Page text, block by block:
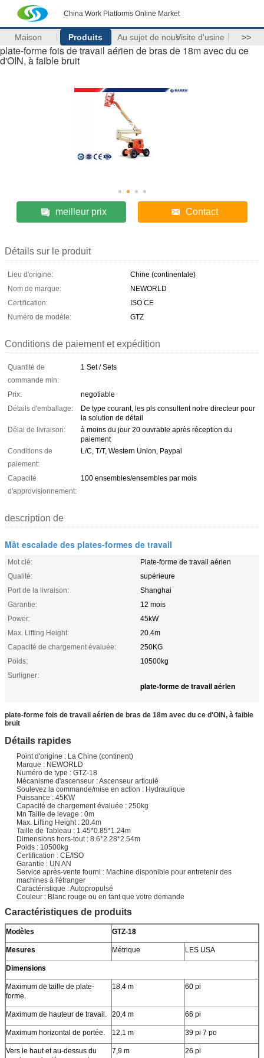
China Work Platforms Online Market
Maison Produits Au sujet de nousVisite d'usine >>
plate-forme fois de travail aérien de bras de 18m avec du ce
d'OIN, à faible bruit
meilleur prix Contact
Détails sur le produit
Lieu d'origine:
Chine (continentale)
Nom de marque:
NEWORLD
Certification:
ISO CE
Numéro de modèle:
GTZ
Conditions de paiement et expédition
Quantité de
commande min:
1 Set / Sets
Prix:
negotiable
Détails d'emballage:
De type courant, les pls consultent notre directeur pour
la solution de détail
Délai de livraison:
à moins du jour 20 ouvrable après réception du
paiement
Conditions de
paiement:
L/C, T/T, Western Union, Paypal
Capacité
d'approvisionnement:
100 ensembles/ensembles par mois
description de
Mât escalade des plates-formes de travail
Mot clé:
Plate-forme de travail aérien
Qualité:
supérieure
Port de la livraison:
Shanghai
Garantie:
12 mois
Power:
45kW
Max. Lifting Height:
20.4m
Capacité de chargement évaluée:
250KG
Poids:
10500kg
Surligner:
plate-forme de travail aérien
plate-forme fois de travail aérien de bras de 18m avec du ce d'OIN, à faible
bruit
Détails rapides
Point d'origine : La Chine (continent)
Marque : NEWORLD
Numéro de type : GTZ-18
Mécanisme d'ascenseur : Ascenseur articulé
Soulevez la commande/mise en action : Hydraulique
Puissance : 45KW
Capacité de chargement évaluée : 250kg
Mn Taille de levage : 0m
Max. Lifting Height : 20.4m
Taille de Tableau : 1.45*0.85*1.24m
Dimensions hors-tout : 8.6*2.28*2.54m
Poids : 10500kg
Certification : CE/ISO
Garantie : UN AN
Service après-vente fourni : Machine disponible pour entretenir des
machines à l'étranger
Caractéristique : Autopropulsé
Couleur : Blanc rouge ou en tant que votre demande
Caractéristiques de produits
Modèles GTZ-18
Mesures Métrique LES USA
Dimensions
Maximum de taille de plate-
forme.
18,4 m 60 pi
Maximum de hauteur de travail. 20,4 m 66 pi
Maximum horizontal de portée. 12,1 m 39 pi 7 po
Vers le haut et au-dessus du
7,9 m 26 pi